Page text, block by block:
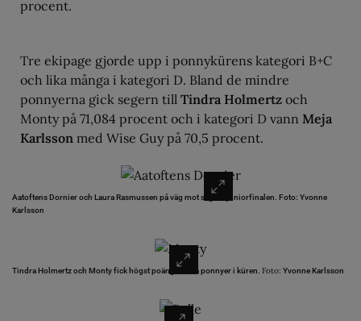
procent.
Tre ekipage gjorde upp i ponnykürens kategori B+C
och lika många i kategori D. Bland de mindre
ponnyerna gick segern till Tindra Holmertz och
Monty på 71,084 procent och i kategori D vann Meja
Karlsson med Wise Guy på 70,5 procent.
Aatoftens Dornier och Laura Rasmussen på väg mot seger i juniorfinalen. Foto: Yvonne
Karlsson
Tindra Holmertz och Monty fick högst poäng av alla ponnyer i küren. Foto: Yvonne Karlsson